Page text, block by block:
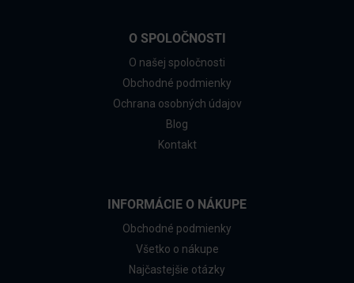
O SPOLOČNOSTI
O našej spoločnosti
Obchodné podmienky
Ochrana osobných údajov
Blog
Kontakt
INFORMÁCIE O NÁKUPE
Obchodné podmienky
Všetko o nákupe
Najčastejšie otázky